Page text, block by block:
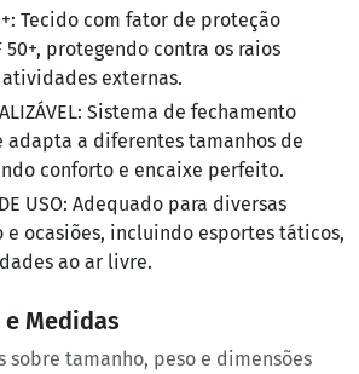
Tecido com fator de proteção
protegendo contra os raios
externas.
Sistema de fechamento
adapta a diferentes tamanhos de
conforto e encaixe perfeito.
USO: Adequado para diversas
e ocasiões, incluindo esportes táticos,
ao ar livre.
e Medidas
sobre tamanho, peso e dimensões